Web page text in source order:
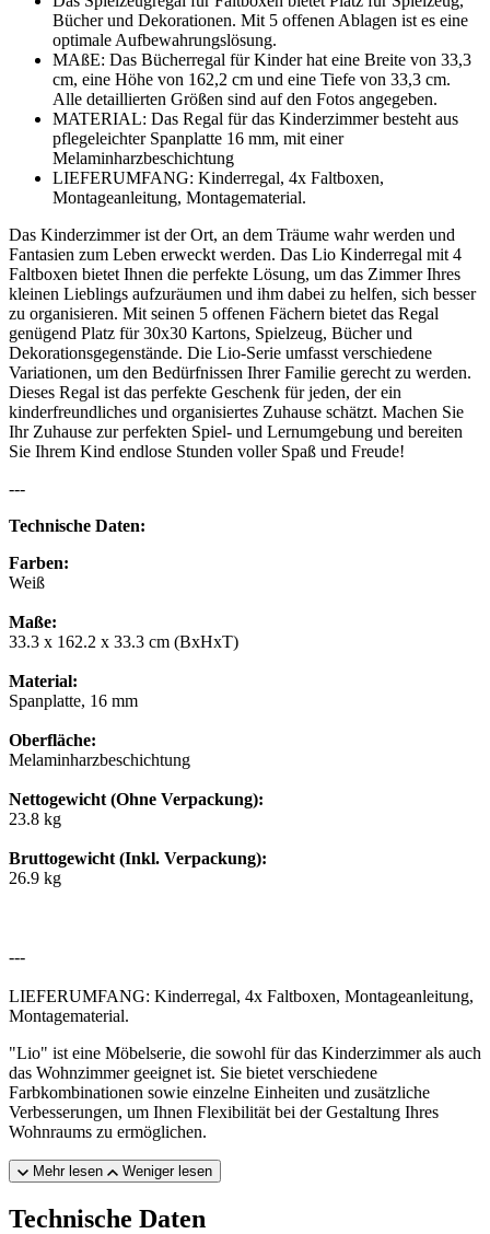
Bücher und Dekorationen. Mit 5 offenen Ablagen ist es eine
optimale Aufbewahrungslösung.
MAßE: Das Bücherregal für Kinder hat eine Breite von 33,3
cm, eine Höhe von 162,2 cm und eine Tiefe von 33,3 cm.
Alle detaillierten Größen sind auf den Fotos angegeben.
MATERIAL: Das Regal für das Kinderzimmer besteht aus
pflegeleichter Spanplatte 16 mm, mit einer
Melaminharzbeschichtung
LIEFERUMFANG: Kinderregal, 4x Faltboxen,
Montageanleitung, Montagematerial.
Das Kinderzimmer ist der Ort, an dem Träume wahr werden und
Fantasien zum Leben erweckt werden. Das Lio Kinderregal mit 4
Faltboxen bietet Ihnen die perfekte Lösung, um das Zimmer Ihres
kleinen Lieblings aufzuräumen und ihm dabei zu helfen, sich besser
zu organisieren. Mit seinen 5 offenen Fächern bietet das Regal
genügend Platz für 30x30 Kartons, Spielzeug, Bücher und
Dekorationsgegenstände. Die Lio-Serie umfasst verschiedene
Variationen, um den Bedürfnissen Ihrer Familie gerecht zu werden.
Dieses Regal ist das perfekte Geschenk für jeden, der ein
kinderfreundliches und organisiertes Zuhause schätzt. Machen Sie
Ihr Zuhause zur perfekten Spiel- und Lernumgebung und bereiten
Sie Ihrem Kind endlose Stunden voller Spaß und Freude!
---
Technische Daten:
Farben:
Weiß
Maße:
33.3 x 162.2 x 33.3 cm (BxHxT)
Material:
Spanplatte, 16 mm
Oberfläche:
Melaminharzbeschichtung
Nettogewicht (Ohne Verpackung):
23.8 kg
Bruttogewicht (Inkl. Verpackung):
26.9 kg
---
LIEFERUMFANG: Kinderregal, 4x Faltboxen, Montageanleitung,
Montagematerial.
"Lio" ist eine Möbelserie, die sowohl für das Kinderzimmer als auch
das Wohnzimmer geeignet ist. Sie bietet verschiedene
Farbkombinationen sowie einzelne Einheiten und zusätzliche
Verbesserungen, um Ihnen Flexibilität bei der Gestaltung Ihres
Wohnraums zu ermöglichen.
Mehr lesen Weniger lesen
Technische Daten